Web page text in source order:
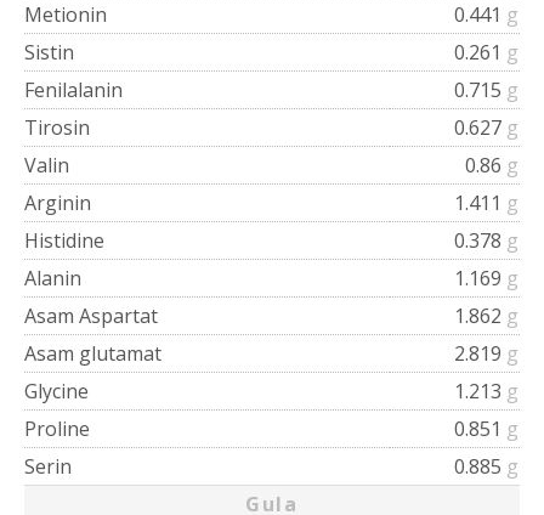
Metionin
0.441 g
Sistin
0.261 g
Fenilalanin
0.715 g
Tirosin
0.627 g
Valin
0.86 g
Arginin
1.411 g
Histidine
0.378 g
Alanin
1.169 g
Asam Aspartat
1.862 g
Asam glutamat
2.819 g
Glycine
1.213 g
Proline
0.851 g
Serin
0.885 g
Gula